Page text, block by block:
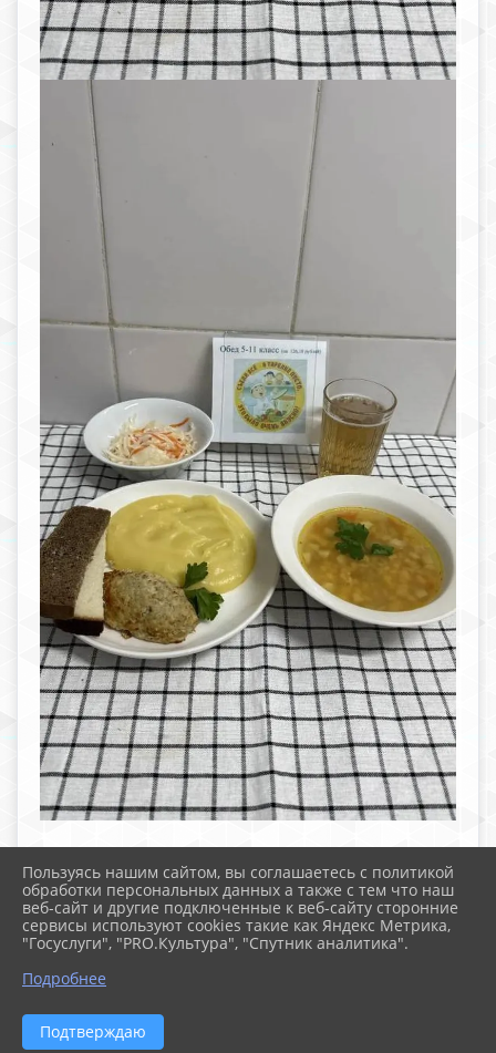
2026 г. school-105.ru
Вход
Карта сайта
Политика обработки персональных данных
Сделано на KubCMS
Разработка и поддержка
Пользуясь нашим сайтом, вы соглашаетесь с политикой
обработки персональных данных а также с тем что наш
веб-сайт и другие подключенные к веб-сайту сторонние
сервисы используют cookies такие как Яндекс Метрика,
"Госуслуги", "PRO.Культура", "Спутник аналитика".
Подробнее
Подтверждаю